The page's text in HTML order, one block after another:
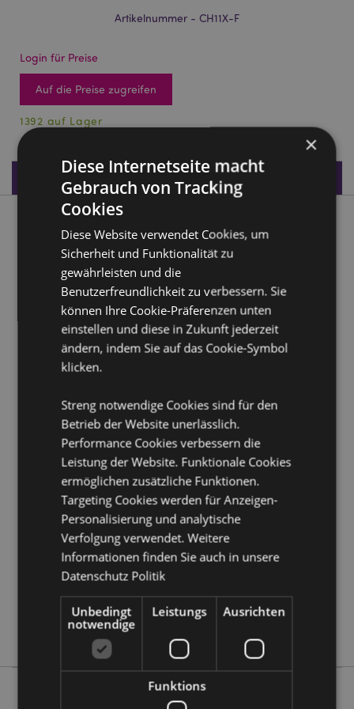
Artikelnummer - CH11X-F
Login für Preise
Auf die Preise zugreifen
1392 auf Lager
Produktdaten
Produktbeschreibung
Sandgefüllte Schlange 14cm
Material:Stoff und Sand
CE gekennzeichnet:Ja
Empfohlenes Alter:3+
Produkttressourcen:
Möchten Sie mehr über den Einkauf bei Puckator
erfahren?Dann lesen Sie unserenLeitfaden für
Kundeninformationen.
Produktattribute
Information
Länge 14cm
5055071565397
96
0.084000
Keine
Keine
×
Diese Internetseite macht
Gebrauch von Tracking
Cookies
Diese Website verwendet Cookies, um
Sicherheit und Funktionalität zu
gewährleisten und die
Benutzerfreundlichkeit zu verbessern. Sie
können Ihre Cookie-Präferenzen unten
einstellen und diese in Zukunft jederzeit
ändern, indem Sie auf das Cookie-Symbol
klicken.
Streng notwendige Cookies sind für den
Betrieb der Website unerlässlich.
Performance Cookies verbessern die
Leistung der Website. Funktionale Cookies
ermöglichen zusätzliche Funktionen.
Targeting Cookies werden für Anzeigen-
Personalisierung und analytische
Verfolgung verwendet. Weitere
Informationen finden Sie auch in unsere
Datenschutz Politik
Unbedingt
notwendige
Leistungs Ausrichten
Funktions